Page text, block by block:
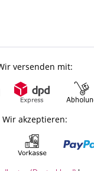
versenden mit:
Wir akzeptieren: